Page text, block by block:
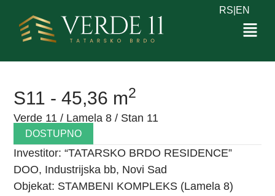
RS EN
S11 - 45,36 m2
Verde 11 / Lamela 8 / Stan 11
DOSTUPNO
Investitor: “TATARSKO BRDO RESIDENCE”
DOO, Industrijska bb, Novi Sad
Objekat: STAMBENI KOMPLEKS (Lamela 8)